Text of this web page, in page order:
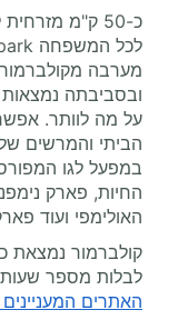
כ-50 ק"מ
מערבה
ובסביבתה
על מה לוותר.
הביתי והמרשים
במפעל לגו
החיות, פארק
האולימפי ועוד
לבלות מספר
האתרים המעניינים לבילוי של